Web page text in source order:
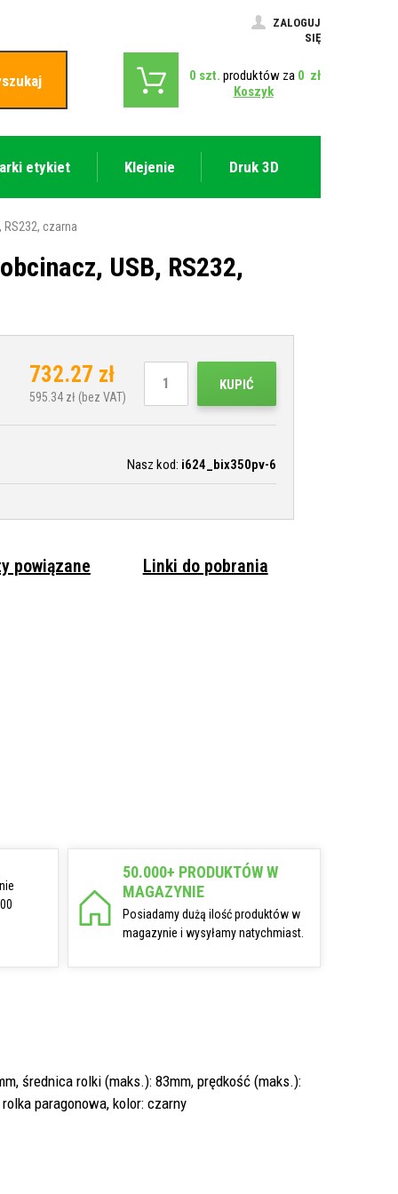
ZALOGUJ
SIĘ
0 szt. produktów za 0 zł
Koszyk
etykiet Klejenie Druk 3D
RS232, czarna
USB, RS232,
732.27 zł
595.34zł (bez VAT)
KUPIĆ
Nasz kod: i624_bix350pv-6
powiązane Linki do pobrania
50.000+ PRODUKTÓW W
MAGAZYNIE
Posiadamy dużą ilość produktów w
magazynie i wysyłamy natychmiast.
średnica rolki (maks.): 83mm, prędkość (maks.):
paragonowa, kolor: czarny